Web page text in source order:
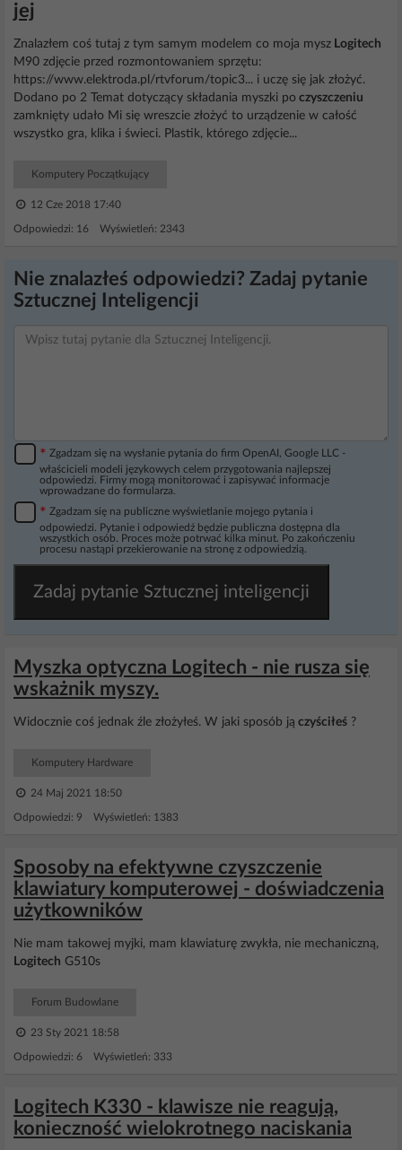
jej
Znalazłem coś tutaj z tym samym modelem co moja mysz Logitech
M90 zdjęcie przed rozmontowaniem sprzętu:
https://www.elektroda.pl/rtvforum/topic3... i uczę się jak złożyć.
Dodano po 2 Temat dotyczący składania myszki po czyszczeniu
zamknięty udało Mi się wreszcie złożyć to urządzenie w całość
wszystko gra, klika i świeci. Plastik, którego zdjęcie...
Komputery Początkujący
12 Cze 2018 17:40
Odpowiedzi: 16 Wyświetleń: 2343
Nie znalazłeś odpowiedzi? Zadaj pytanie
Sztucznej Inteligencji
* Zgadzam się na wysłanie pytania do firm OpenAI, Google LLC -
właścicieli modeli językowych celem przygotowania najlepszej
odpowiedzi. Firmy mogą monitorować i zapisywać informacje
wprowadzane do formularza.
* Zgadzam się na publiczne wyświetlanie mojego pytania i
odpowiedzi. Pytanie i odpowiedź będzie publiczna dostępna dla
wszystkich osób. Proces może potrwać kilka minut. Po zakończeniu
procesu nastąpi przekierowanie na stronę z odpowiedzią.
Zadaj pytanie Sztucznej inteligencji
Myszka optyczna Logitech - nie rusza się
wskażnik myszy.
Widocznie coś jednak źle złożyłeś. W jaki sposób ją czyściłeś ?
Komputery Hardware
24 Maj 2021 18:50
Odpowiedzi: 9 Wyświetleń: 1383
Sposoby na efektywne czyszczenie
klawiatury komputerowej - doświadczenia
użytkowników
Nie mam takowej myjki, mam klawiaturę zwykła, nie mechaniczną,
Logitech G510s
Forum Budowlane
23 Sty 2021 18:58
Odpowiedzi: 6 Wyświetleń: 333
Logitech K330 - klawisze nie reagują,
konieczność wielokrotnego naciskania